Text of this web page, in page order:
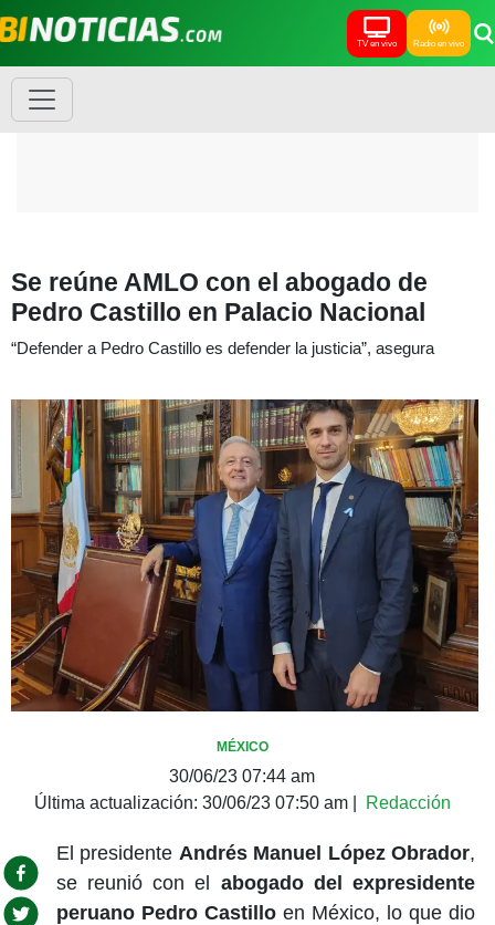
TV en vivo Radio en vivo
Se reúne AMLO con el abogado de
Pedro Castillo en Palacio Nacional
“Defender a Pedro Castillo es defender la justicia”, asegura
MÉXICO
30/06/23 07:44 am
Última actualización: 30/06/23 07:50 am| Redacción
El presidente Andrés Manuel López Obrador,
se reunió con el abogado del expresidente
peruano Pedro Castilloen México, lo que dio